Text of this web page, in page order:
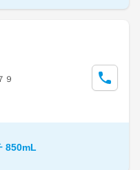
９
850mL